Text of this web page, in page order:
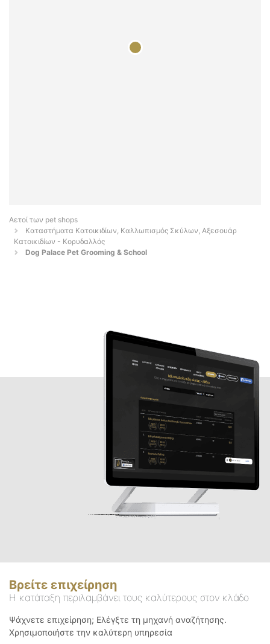
Αετοί των pet shops
Καταστήματα Κατοικιδίων, Καλλωπισμός Σκύλων, Αξεσουάρ
Κατοικιδίων - Κορυδαλλός
Dog Palace Pet Grooming & School
Βρείτε επιχείρηση
Η κατάταξη περιλαμβάνει τους καλύτερους στον κλάδο
Ψάχνετε επιχείρηση; Ελέγξτε τη μηχανή αναζήτησης.
Χρησιμοποιήστε την καλύτερη υπηρεσία